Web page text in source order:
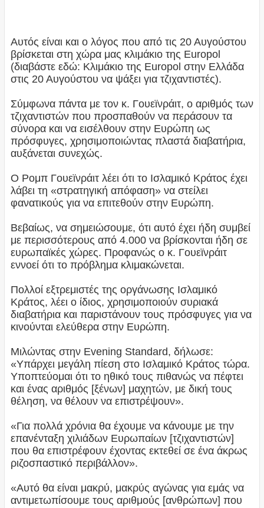
Αυτός είναι και ο λόγος που από τις 20 Αυγούστου
βρίσκεται στη χώρα μας κλιμάκιο της Europol
(διαβάστε εδώ: Κλιμάκιο της Europol στην Ελλάδα
στις 20 Αυγούστου να ψάξει για τζιχαντιστές).
Σύμφωνα πάντα με τον κ. Γουεϊνράιτ, ο αριθμός των
τζιχαντιστών που προσπαθούν να περάσουν τα
σύνορα και να εισέλθουν στην Ευρώπη ως
πρόσφυγες, χρησιμοποιώντας πλαστά διαβατήρια,
αυξάνεται συνεχώς.
Ο Ρομπ Γουεϊνράιτ λέει ότι το Ισλαμικό Κράτος έχει
λάβει τη «στρατηγική απόφαση» να στείλει
φανατικούς για να επιτεθούν στην Ευρώπη.
Βεβαίως, να σημειώσουμε, ότι αυτό έχει ήδη συμβεί
με περισσότερους από 4.000 να βρίσκονται ήδη σε
ευρωπαϊκές χώρες. Προφανώς ο κ. Γουεϊνράιτ
εννοεί ότι το πρόβλημα κλιμακώνεται.
Πολλοί εξτρεμιστές της οργάνωσης Ισλαμικό
Κράτος, λέει ο ίδιος, χρησιμοποιούν συριακά
διαβατήρια και παριστάνουν τους πρόσφυγες για να
κινούνται ελεύθερα στην Ευρώπη.
Μιλώντας στην Evening Standard, δήλωσε:
«Υπάρχει μεγάλη πίεση στο Ισλαμικό Κράτος τώρα.
Υποπτεύομαι ότι το ηθικό τους πιθανώς να πέφτει
και ένας αριθμός [ξένων] μαχητών, με δική τους
θέληση, να θέλουν να επιστρέψουν».
«Για πολλά χρόνια θα έχουμε να κάνουμε με την
επανένταξη χιλιάδων Ευρωπαίων [τζιχαντιστών]
που θα επιστρέφουν έχοντας εκτεθεί σε ένα άκρως
ριζοσπαστικό περιβάλλον».
«Αυτό θα είναι μακρύ, μακρύς αγώνας για εμάς να
αντιμετωπίσουμε τους αριθμούς [ανθρώπων] που